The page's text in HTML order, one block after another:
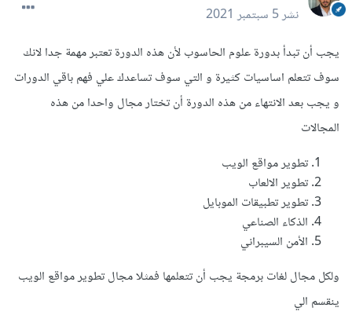
نشر5 سبتمبر 2021
يجب أن تبدأ بدورة علوم الحاسوب لأن هذه الدورة تعتبر مهمة جدا لانك
سوف تتعلم اساسيات كثيرة و التي سوف تساعدك علي فهم باقي الدورات
و يجب بعد الانتهاء من هذه الدورة أن تختار مجال واحدا من هذه
المجالات
تطوير مواقع الويب
تطوير الالعاب
تطوير تطبيقات الموبايل
الذكاء الصناعي
الأمن السيبراني
ولكل مجال لغات برمجة يجب أن تتعلمها فمثلا مجال تطوير مواقع الويب
ينقسم الي